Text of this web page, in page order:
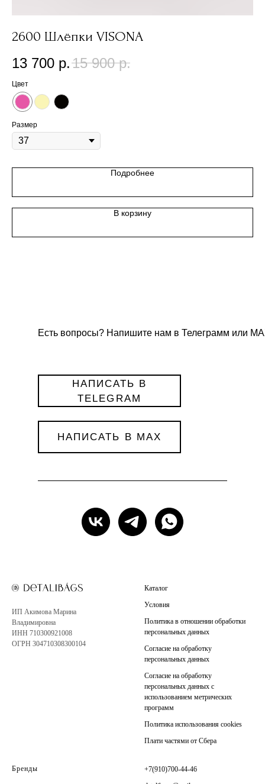
2600 Шлёпки VISONA
13 700 р.15 900 р.
Цвет
Размер
Подробнее
В корзину
Есть вопросы? Напишите нам в Телеграмм или
НАПИСАТЬ В MAX
НАПИСАТЬ В
TELEGRAM
ИП Акимова Марина
Владимировна
ИНН 710300921008
ОГРН 304710308300104
Каталог
Условия
Политика в отношении обработки
персональных данных
Согласие на обработку
персональных данных
Согласие на обработку
персональных данных с
использованием метрических
программ
Политика использования cookies
Плати частями от Сбера
Бренды
+7(910)700-44-46